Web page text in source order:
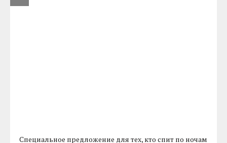
Специальное предложение для тех, кто спит по ночам